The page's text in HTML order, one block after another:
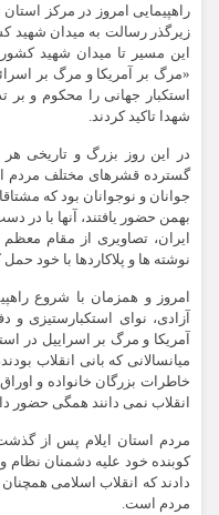
زیرگذر رسالت به میدان شهید
این مسیر تا میدان شهید
«مرگ بر آمریکا و مرگ بر
استکبار جهانی را محکوم و بر
شهدا تاکید کردند.
در این روز بزرگ و تاریخی
گسترده قشرهای مختلف مردم
بهمن حضور یافتند، آنها با
ایران، تصاویری از مقام
نوشته ها و پلاکاردها با خود حمل
امروز و همزمان با شروع
آزادی، نوای استکبارستیزی و
آمریکا و مرگ بر اسراییل در
میانسالانی که بانی انقلاب
خاطرات بزرگان خانواده و
انقلاب نمی دانند همگی حضور
کوبنده خود علیه دشمنان نظام
دادند که انقلاب اسلامی
مردم است.